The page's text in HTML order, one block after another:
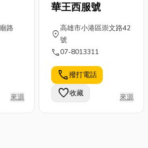
路
來源
華王西服號
location_on
高雄市小港區崇文路42
號
call07-8013311
call撥打電話
favorite收藏 來源